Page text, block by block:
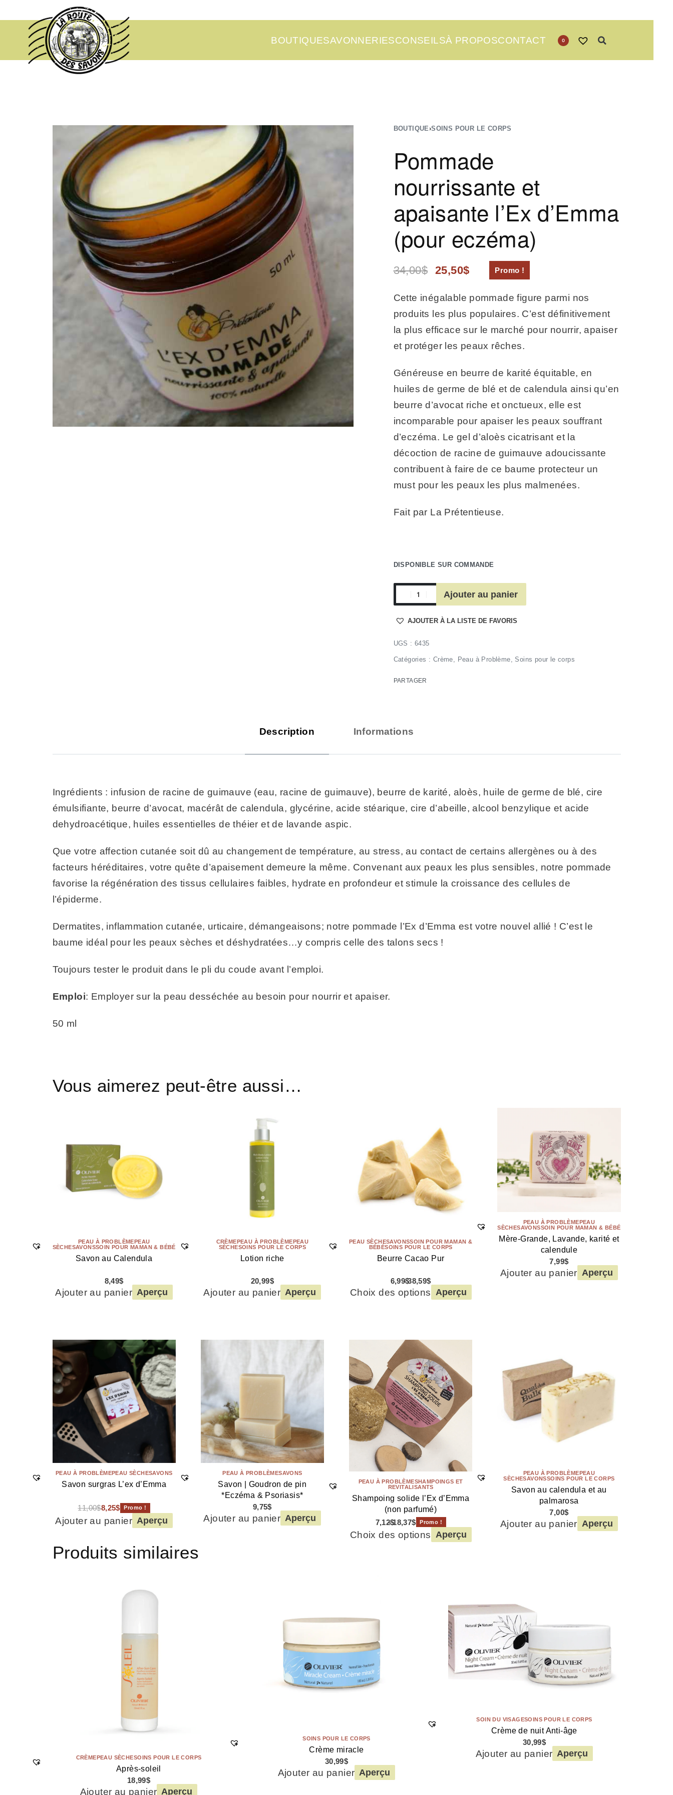
BOUTIQUESAVONNERIESCONSEILSÀ PROPOSCONTACT 0
BOUTIQUE›SOINS POUR LE CORPS
Pommade
nourrissante et
apaisante l’Ex d’Emma
(pour eczéma)
34,00$ 25,50$ Promo !
Cette inégalable pommade figure parmi nos
produits les plus populaires. C’est définitivement
la plus efficace sur le marché pour nourrir, apaiser
et protéger les peaux rêches.
Généreuse en beurre de karité équitable, en
huiles de germe de blé et de calendula ainsi qu’en
beurre d’avocat riche et onctueux, elle est
incomparable pour apaiser les peaux souffrant
d’eczéma. Le gel d’aloès cicatrisant et la
décoction de racine de guimauve adoucissante
contribuent à faire de ce baume protecteur un
must pour les peaux les plus malmenées.
Fait par La Prétentieuse.
DISPONIBLE SUR COMMANDE
Ajouter au panier
AJOUTER À LA LISTE DE FAVORIS
6435
Catégories : Crème, Peau à Problème,Soins pour le corps
PARTAGER
Description Informations
Ingrédients : infusion de racine de guimauve (eau, racine de guimauve), beurre de karité, aloès, huile de germe de blé, cire
émulsifiante, beurre d’avocat, macérât de calendula, glycérine, acide stéarique, cire d’abeille, alcool benzylique et acide
dehydroacétique, huiles essentielles de théier et de lavande aspic.
Que votre affection cutanée soit dû au changement de température, au stress, au contact de certains allergènes ou à des
facteurs héréditaires, votre quête d’apaisement demeure la même. Convenant aux peaux les plus sensibles, notre pommade
favorise la régénération des tissus cellulaires faibles, hydrate en profondeur et stimule la croissance des cellules de
l’épiderme.
Dermatites, inflammation cutanée, urticaire, démangeaisons; notre pommade l’Ex d’Emma est votre nouvel allié ! C’est le
baume idéal pour les peaux sèches et déshydratées…y compris celle des talons secs !
Toujours tester le produit dans le pli du coude avant l’emploi.
Emploi: Employer sur la peau desséchée au besoin pour nourrir et apaiser.
50 ml
Vous aimerez peut-être aussi…
PEAU À PROBLÈMEPEAU
SÈCHESAVONSSOIN POUR MAMAN & BÉBÉ
Savon au Calendula
8,49$
Ajouter au panier Aperçu
CRÈMEPEAU À PROBLÈMEPEAU
SÈCHESOINS POUR LE CORPS
Lotion riche
20,99$
Ajouter au panier Aperçu
PEAU SÈCHESAVONSSOIN POUR MAMAN &
BÉBÉSOINS POUR LE CORPS
Beurre Cacao Pur
6,99$38,59$
Choix des options Aperçu
PEAU À PROBLÈMEPEAU
SÈCHESAVONSSOIN POUR MAMAN & BÉBÉ
Mère-Grande, Lavande, karité et
calendule
7,99$
Ajouter au panier Aperçu
PEAU À PROBLÈMEPEAU SÈCHESAVONS
Savon surgras L’ex d’Emma
11,00$8,25$ Promo !
Ajouter au panier Aperçu
PEAU À PROBLÈMESAVONS
Savon | Goudron de pin
*Eczéma & Psoriasis*
9,75$
Ajouter au panier Aperçu
PEAU À PROBLÈMESHAMPOINGS ET
REVITALISANTS
Shampoing solide l’Ex d’Emma
(non parfumé)
7,12$18,37$ Promo !
Choix des options Aperçu
PEAU À PROBLÈMEPEAU
SÈCHESAVONSSOINS POUR LE CORPS
Savon au calendula et au
palmarosa
7,00$
Ajouter au panier Aperçu
Produits similaires
CRÈMEPEAU SÈCHESOINS POUR LE CORPS
Après-soleil
18,99$
Ajouter au panier Aperçu
SOINS POUR LE CORPS
Crème miracle
30,99$
Ajouter au panier Aperçu
SOIN DU VISAGESOINS POUR LE CORPS
Crème de nuit Anti-âge
30,99$
Ajouter au panier Aperçu